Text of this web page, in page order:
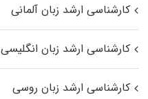
کارشناسی ارشد زبان آلمانی
کارشناسی ارشد زبان انگلیسی
کارشناسی ارشد زبان روسی